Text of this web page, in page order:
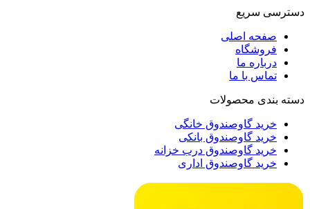
دسترسی سریع
صفحه اصلی
فروشگاه
درباره ما
تماس با ما
دسته بندی محصولات
خرید گاوصندوق خانگی
خرید گاوصندوق بانکی
خرید گاوصندوق درب خزانه
خرید گاوصندوق اداری